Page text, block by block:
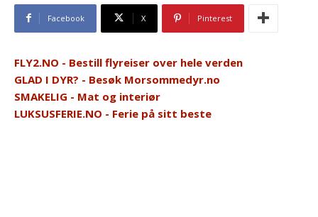
Facebook X Pinterest
FLY2.NO - Bestill flyreiser over hele verden
GLAD I DYR? - Besøk Morsommedyr.no
SMAKELIG - Mat og interiør
LUKSUSFERIE.NO - Ferie på sitt beste